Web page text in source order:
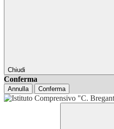
Chiudi
Conferma
Annulla Conferma